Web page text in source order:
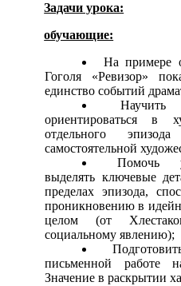
Задачи урока:
обучающие:
На примере
Гоголя «Ревизор»
единство событий
Научить
ориентироваться в
отдельного
самостоятельной
Помочь
выделять ключевые
пределах эпизода,
проникновению в
целом (от
социальному явлению);
письменной работе
Значение в раскрытии